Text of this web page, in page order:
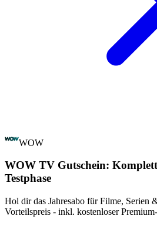
WOW
WOW TV Gutschein:
Testphase
Hol dir das Jahresabo für Filme, Serien
Vorteilspreis - inkl. kostenloser